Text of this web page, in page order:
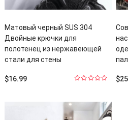
Матовый черный SUS 304
Двойные крючки для
полотенец из нержавеющей
стали для стены
$16.99 $